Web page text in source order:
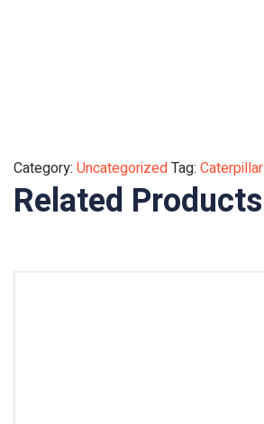
Category: UncategorizedTag: Caterpillar
Related Products